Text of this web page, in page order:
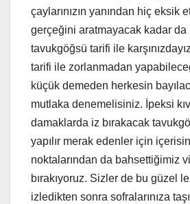
çaylarınızın yanından hiç eksik
gerçeğini aratmayacak kadar da
tavukgöğsü tarifi ile
tarifi ile zorlanmadan
küçük demeden herkesin
mutlaka denemelisiniz. İpeksi
damaklarda iz bırakacak
yapılır merak edenler için
noktalarından da bahsettiğimiz
bırakıyoruz. Sizler de bu güzel
izledikten sonra sofralarınıza